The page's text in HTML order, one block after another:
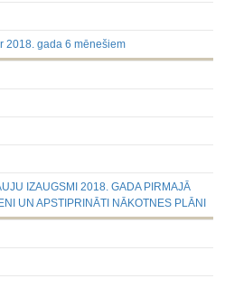
2018. gada 6 mēnešiem
IZAUGSMI 2018. GADA PIRMAJĀ
UN APSTIPRINĀTI NĀKOTNES PLĀNI